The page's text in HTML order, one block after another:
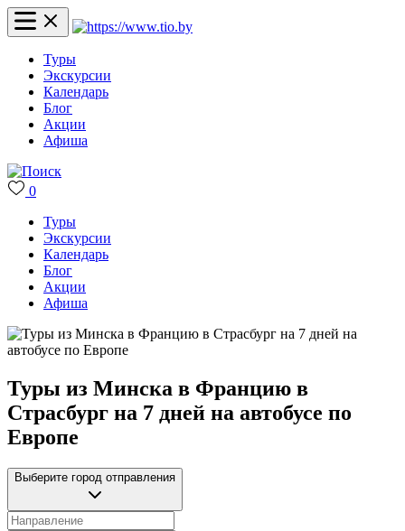
Туры
Экскурсии
Календарь
Блог
Акции
Афиша
0
Туры
Экскурсии
Календарь
Блог
Акции
Афиша
Туры из Минска в Францию в
Страсбург на 7 дней на автобусе по
Европе
Выберите город отправления